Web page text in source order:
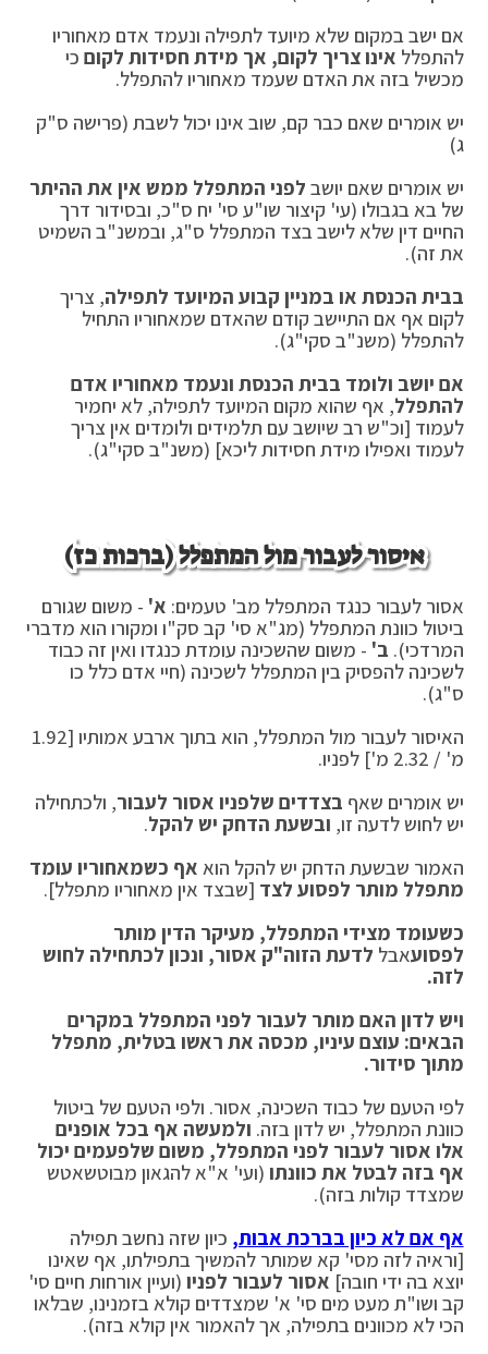
אם ישב במקום שלא מיועד לתפילה ונעמד אדם מאחוריו
להתפלל אינו צריך לקום, אך מידת חסידות לקום כי
מכשיל בזה את האדם שעמד מאחוריו להתפלל.
יש אומרים שאם כבר קם, שוב אינו יכול לשבת (פרישה ס"ק
ג)
יש אומרים שאם יושב לפני המתפלל ממש אין את ההיתר
של בא בגבולו (עי' קיצור שו"ע סי' יח ס"כ, ובסידור דרך
החיים דין שלא לישב בצד המתפלל ס"ג, ובמשנ"ב השמיט
את זה).
בבית הכנסת או במניין קבוע המיועד לתפילה, צריך
לקום אף אם התיישב קודם שהאדם שמאחוריו התחיל
להתפלל (משנ"ב סקי"ג).
אם יושב ולומד בבית הכנסת ונעמד מאחוריו אדם
להתפלל, אף שהוא מקום המיועד לתפילה, לא יחמיר
לעמוד [וכ"ש רב שיושב עם תלמידים ולומדים אין צריך
לעמוד ואפילו מידת חסידות ליכא] (משנ"ב סקי"ג).
איסור לעבור מול המתפלל (ברכות כז)
אסור לעבור כנגד המתפלל מב' טעמים: א' - משום שגורם
ביטול כוונת המתפלל (מג"א סי' קב סק"ו ומקורו הוא מדברי
המרדכי). ב' - משום שהשכינה עומדת כנגדו ואין זה כבוד
לשכינה להפסיק בין המתפלל לשכינה (חיי אדם כלל כו
ס"ג).
האיסור לעבור מול המתפלל, הוא בתוך ארבע אמותיו [1.92
מ' / 2.32 מ'] לפניו.
יש אומרים שאף בצדדים שלפניו אסור לעבור, ולכתחילה
יש לחוש לדעה זו, ובשעת הדחק יש להקל.
האמור שבשעת הדחק יש להקל הוא אף כשמאחוריו עומד
מתפלל מותר לפסוע לצד [שבצד אין מאחוריו מתפלל].
כשעומד מצידי המתפלל, מעיקר הדין מותר
לפסועאבל לדעת הזוה"ק אסור, ונכון לכתחילה לחוש
לזה.
ויש לדון האם מותר לעבור לפני המתפלל במקרים
הבאים: עוצם עיניו, מכסה את ראשו בטלית, מתפלל
מתוך סידור.
לפי הטעם של כבוד השכינה, אסור. ולפי הטעם של ביטול
כוונת המתפלל, יש לדון בזה. ולמעשה אף בכל אופנים
אלו אסור לעבור לפני המתפלל, משום שלפעמים יכול
אף בזה לבטל את כוונתו (ועי' א"א להגאון מבוטשאטש
שמצדד קולות בזה).
אף אם לא כיון בברכת אבות, כיון שזה נחשב תפילה
[וראיה לזה מסי' קא שמותר להמשיך בתפילתו, אף שאינו
יוצא בה ידי חובה] אסור לעבור לפניו (ועיין אורחות חיים סי'
קב ושו"ת מעט מים סי' א' שמצדדים קולא בזמנינו, שבלאו
הכי לא מכוונים בתפילה, אך להאמור אין קולא בזה).